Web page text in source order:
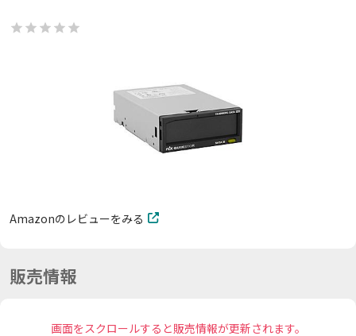
Amazonのレビューをみる
販売情報
画面をスクロールすると販売情報が更新されます。